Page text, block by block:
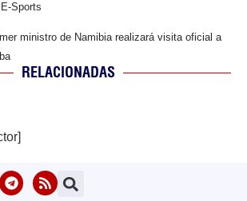
Sports
ministro de Namibia realizará visita oficial a
RELACIONADAS